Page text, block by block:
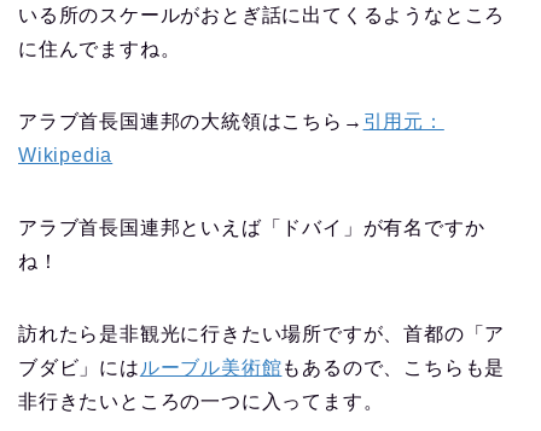
いる所のスケールがおとぎ話に出てくるようなところ
に住んでますね。
アラブ首長国連邦の大統領はこちら→ 引用元：
Wikipedia
アラブ首長国連邦といえば「ドバイ」が有名ですか
ね！
訪れたら是非観光に行きたい場所ですが、首都の「ア
ブダビ」には ルーブル美術館もあるので、こちらも是
非行きたいところの一つに入ってます。